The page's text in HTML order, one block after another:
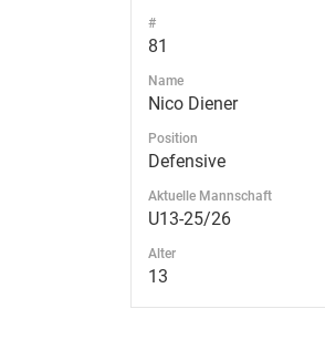
#
81
Name
Nico Diener
Position
Defensive
Aktuelle Mannschaft
U13-25/26
Alter
13